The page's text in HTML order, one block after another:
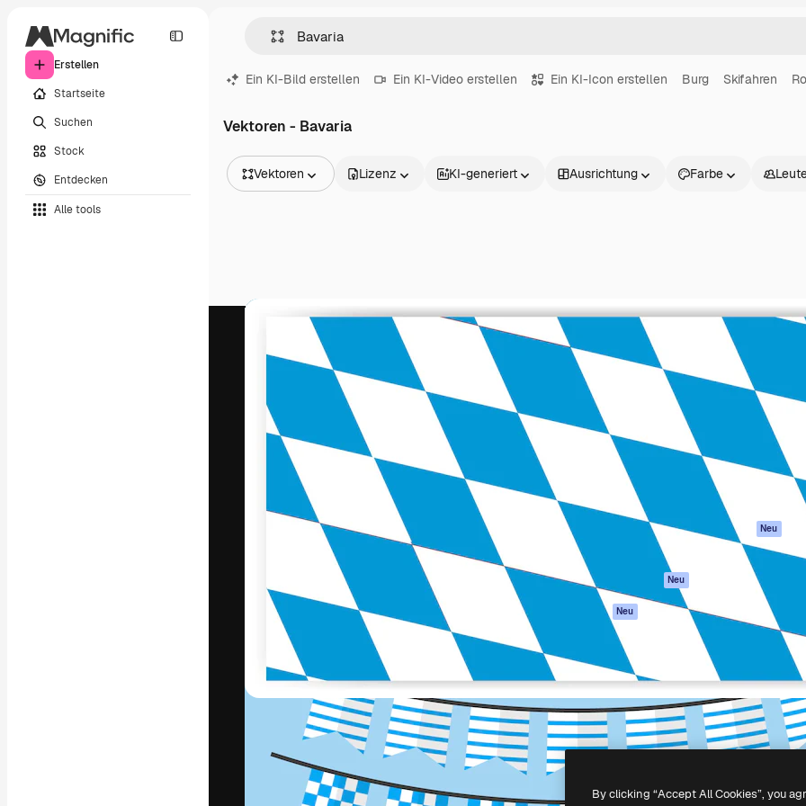
Erstellen
Startseite
Suchen
Stock
Entdecken
Alle tools
Ein KI-Bild erstellen Ein KI-Video erstellen Ein KI-Icon erstellen Burg Skifahren
Vektoren - Bavaria
Vektoren
Videos
Motion Graphics
Videovorlagen
Lizenz KI-generiert Ausrichtung Farbe
Die kreative Plattform, um deine beste
Arbeit zu verwirklichen. Mehr als 1 Million
Abonnenten unter Kreativen, Unternehmen,
Agenturen und Studios.
Produkte
Spaces
KI-Assistent
KI-Bildgenerator
KI-Videogenerator
KI-
Stimmengenerator
Stock-Inhalte
MCP für
Claude/ChatGPT
Neu
Agenten Neu
Mobile App
Alle Magnific-Tools
Loslegen
Dokumentation
Support
AGB
Originale
Neu
Cookie-Richtlinie
Vertrauenszentrum
Unternehmen
Copyright © 2010-2026Freepik Company S.L.U.Alle Rechte vorbehalten.
By clicking “Accept All Cookies”, you